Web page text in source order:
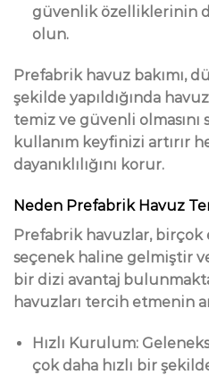
güvenlik özelliklerinin
olun.
Prefabrik havuz bakımı,
şekilde yapıldığında
temiz ve güvenli olmasını
kullanım keyfinizi artırır
dayanıklılığını korur.
Neden Prefabrik Havuz
Prefabrik havuzlar, birçok
seçenek haline gelmiştir
bir dizi avantaj
havuzları tercih etmenin
Hızlı Kurulum:
çok daha hızlı bir